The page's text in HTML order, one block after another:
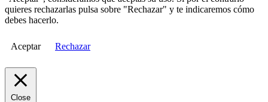
quieres rechazarlas pulsa sobre "Rechazar" y te indicaremos cómo
debes hacerlo.
Aceptar Rechazar
Close